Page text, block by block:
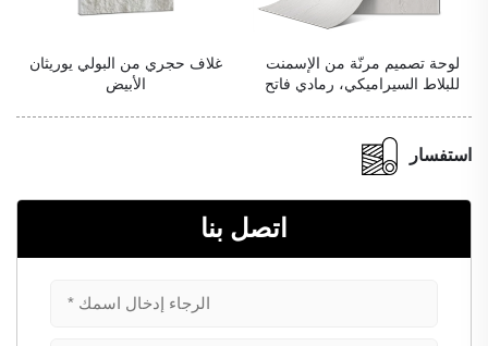
لوحة تصميم مرنّة من الإسمنت
للبلاط السيراميكي، رمادي فاتح
غلاف حجري من البولي يوريثان
الأبيض
استفسار
اتصل بنا